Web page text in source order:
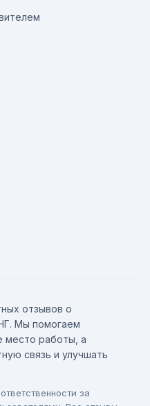
отзывов о
Мы помогаем
место работы, а
связь и улучшать
за